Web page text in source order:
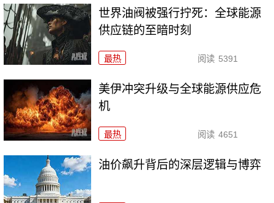
世界油阀被强行拧死：全球能源
供应链的至暗时刻
最热 阅读 5391
美伊冲突升级与全球能源供应危
机
最热 阅读 4651
油价飙升背后的深层逻辑与博弈